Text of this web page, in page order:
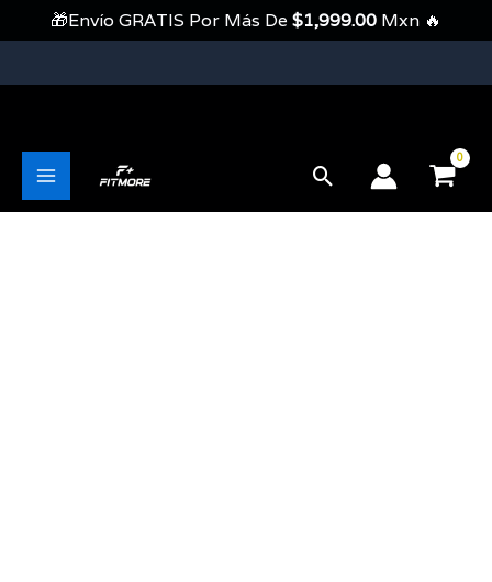
Contenido
Main
Buscar
🎁Envío GRATIS Por Más De $1,999.00 Mxn 🔥